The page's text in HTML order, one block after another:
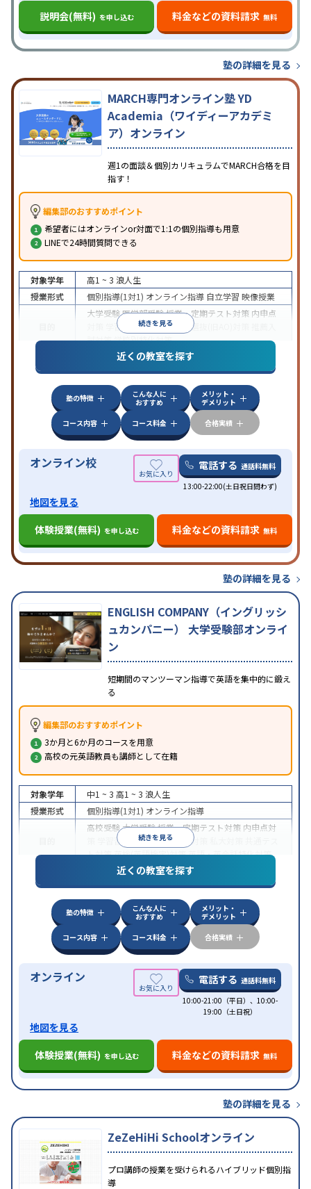
説明会(無料) を申し込む 料金などの資料請求 無料
塾の詳細を見る
MARCH専門オンライン塾 YD
Academia（ワイディーアカデミ
ア）オンライン
週1の面談＆個別カリキュラムでMARCH合格を目
指す！
編集部のおすすめポイント
希望者にはオンラインor対面で1:1の個別指導も用意
LINEで24時間質問できる
続きを見る
対象学年 高1 ~ 3 浪人生
授業形式
個別指導(1対1) オンライン指導 自立学習 映像授業
大学受験医学部受験授業・定期テスト対策 内申点
学習習慣の定着 総合型選抜(旧AO)対策
試対策学校別特化対策
特徴
中高一貫校生に対応授業の振替可能
学習にPC・タブレットを利用オンライン対応1
科目から受講可能
近くの教室を探す
塾の特徴
こんな人に
おすすめ
メリット・
デメリット
コース内容
コース料金 合格実績
オンライン校 電話する 通話料無料
13:00-22:00(土日祝日問わず)
地図を見る
体験授業(無料) を申し込む 料金などの資料請求 無料
塾の詳細を見る
ENGLISH COMPANY（イングリッシ
ュカンパニー） 大学受験部オンライ
ン
短期間のマンツーマン指導で英語を集中的に鍛え
る
編集部のおすすめポイント
3か月と6か月のコースを用意
高校の元英語教員も講師として在籍
続きを見る
対象学年 中1 ~ 3 高1 ~ 3 浪人生
授業形式
個別指導(1対1) オンライン指導
高校受験大学受験授業・定期テスト対策 内申点対
学習習慣の定着国公立大対策
ト対策英検(英語検定)対策英語・英会話特化対策
特徴
中高一貫校生に対応授業の振替可能
学習にPC・タブレットを利用オンライン対応1
科目から受講可能
近くの教室を探す
塾の特徴
こんな人に
おすすめ
メリット・
デメリット
コース内容
コース料金 合格実績
オンライン 電話する 通話料無料
10:00-21:00（平日）、10:00-
19:00（土日祝）
地図を見る
体験授業(無料) を申し込む 料金などの資料請求 無料
塾の詳細を見る
ZeZeHiHi Schoolオンライン
プロ講師の授業を受けられるハイブリッド個別指
導